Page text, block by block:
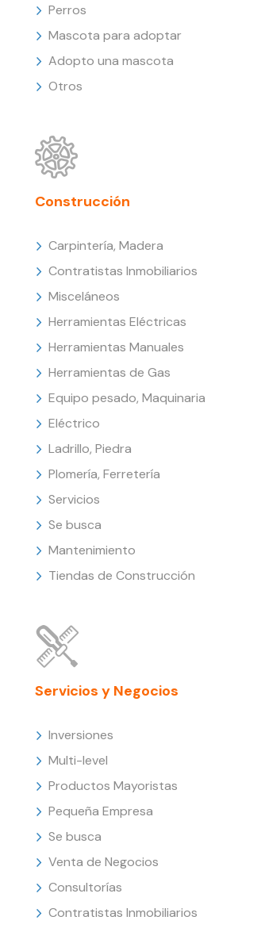
Perros
Mascota para adoptar
Adopto una mascota
Otros
Construcción
Carpintería, Madera
Contratistas Inmobiliarios
Misceláneos
Herramientas Eléctricas
Herramientas Manuales
Herramientas de Gas
Equipo pesado, Maquinaria
Eléctrico
Ladrillo, Piedra
Plomería, Ferretería
Servicios
Se busca
Mantenimiento
Tiendas de Construcción
Servicios y Negocios
Inversiones
Multi-level
Productos Mayoristas
Pequeña Empresa
Se busca
Venta de Negocios
Consultorías
Contratistas Inmobiliarios